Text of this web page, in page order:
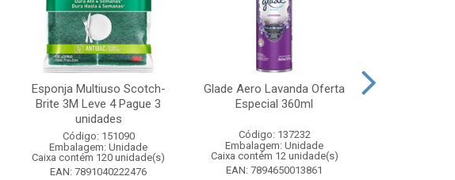
Esponja Multiuso Scotch-
Brite 3M Leve 4 Pague 3
unidades
Código: 151090
Embalagem: Unidade
Caixa contém 120 unidade(s)
EAN: 7891040222476
Glade Aero Lavanda Oferta
Especial 360ml
Código: 137232
Embalagem: Unidade
Caixa contém 12 unidade(s)
EAN: 7894650013861